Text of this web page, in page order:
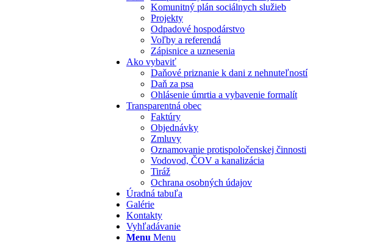
Komunitný plán sociálnych služieb
Projekty
Odpadové hospodárstvo
Voľby a referendá
Zápisnice a uznesenia
Ako vybaviť
Daňové priznanie k dani z nehnuteľností
Daň za psa
Ohlásenie úmrtia a vybavenie formalít
Transparentná obec
Faktúry
Objednávky
Zmluvy
Oznamovanie protispoločenskej činnosti
Vodovod, ČOV a kanalizácia
Tiráž
Ochrana osobných údajov
Úradná tabuľa
Galérie
Kontakty
Vyhľadávanie
Menu Menu